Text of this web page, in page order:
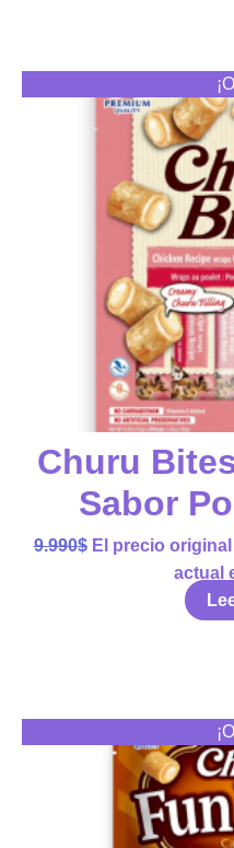
Churu
Sabor
9.990$ El precio original
actual